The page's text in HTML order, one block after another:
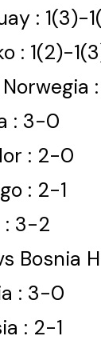
: 1(3)-
: 1(2)-
: 3-0
: 2-0
: 2-1
: 3-2
Bosnia
: 3-0
: 2-1